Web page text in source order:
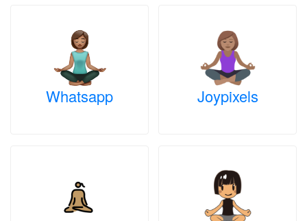
Whatsapp Joypixels